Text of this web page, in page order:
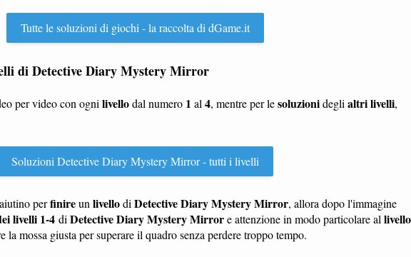
Tutte le soluzioni di giochi - la raccolta di dGame.it
di Detective Diary Mystery Mirror
per video con ogni livellodal numero 1 al 4, mentre per lesoluzionidegli altri livelli,
Soluzioni Detective Diary Mystery Mirror - tutti i livelli
perfinireun livellodi Detective Diary Mystery Mirror, allora dopo l'immagine
livelli 1-4 di Detective Diary Mystery Mirrore attenzione in modo particolare al livello
la mossa giusta per superare il quadro senza perdere troppo tempo.